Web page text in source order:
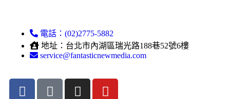
電話：(02)2775-5882
地址：台北市內湖區瑞光路188巷52號6樓
service@fantasticnewmedia.com